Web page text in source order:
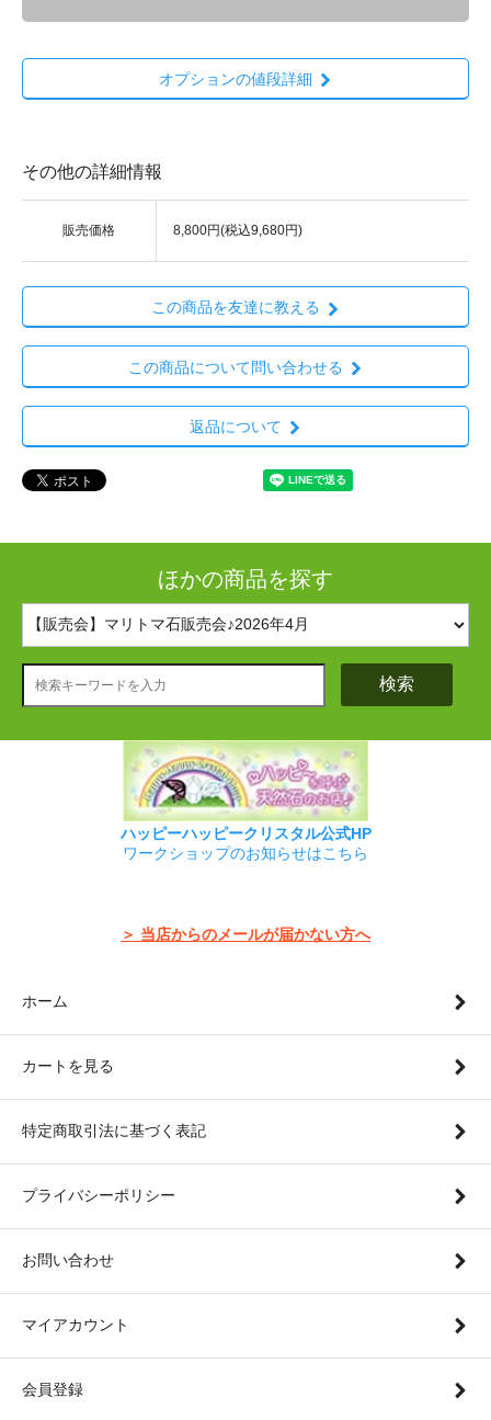
オプションの値段詳細
その他の詳細情報
販売価格 8,800円(税込9,680円)
この商品を友達に教える
この商品について問い合わせる
返品について
ほかの商品を探す
検索
ハッピーハッピークリスタル公式HP
ワークショップのお知らせはこちら
＞ 当店からのメールが届かない方へ
ホーム
カートを見る
特定商取引法に基づく表記
プライバシーポリシー
お問い合わせ
マイアカウント
会員登録